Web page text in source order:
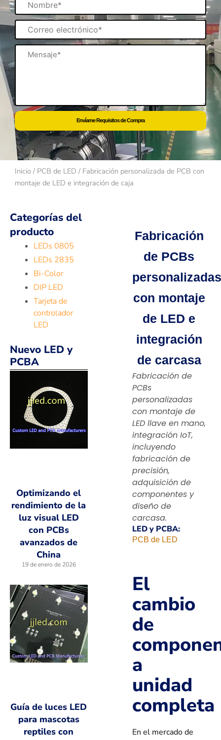
Correo
electrónico
Mensaje
Envíame Requisitos de Compra
Inicio / PCB de LED / Fabricación personalizada de PCB con
montaje de LED e integración de caja
Categorías del
producto
LEDs 0805
LEDs 2835
Bi-Color
DIP LED
Tarjeta de
controlador
LED
Nuevo LED y
PCBA
Optimizando el
rendimiento de la
luz visual LED
con PCBs
avanzados de
China
19 de enero de 2026
Guía de luces LED
para mascotas
reptiles con
Fabricación
de PCBs
personalizadas
con montaje
de LED e
integración
de carcasa
Fabricación de
PCBs
personalizadas
con montaje de
LED llave en mano,
integración IoT,
incluyendo
fabricación de
precisión,
adquisición de
componentes y
diseño de
carcasa.
LED y PCBA:
PCB de LED
El
cambio
de
a
unidad
completa
En el mercado de